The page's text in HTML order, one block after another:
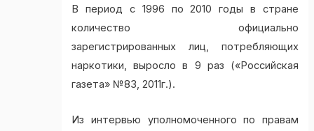
В период с 1996 по 2010 годы в стране
количество официально
зарегистрированных лиц, потребляющих
наркотики, выросло в 9 раз («Российская
газета» №83, 2011г.).
Из интервью уполномоченного по правам